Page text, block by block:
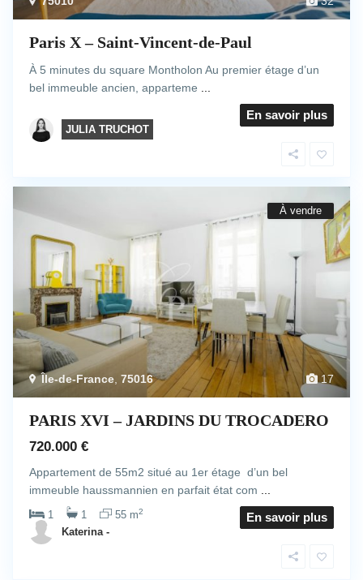
Paris X – Saint-Vincent-de-Paul
À 5 minutes du square Montholon Au premier étage d’un
bel immeuble ancien, apparteme
En savoir plus
JULIA TRUCHOT
17
Île-de-France 75016
À vendre
PARIS XVI – JARDINS DU TROCADERO
720.000 €
Appartement de 55m2 situé au 1er étage d’un bel
immeuble haussmannien en parfait état com
1 1 55 m2 En savoir plus
Katerina -